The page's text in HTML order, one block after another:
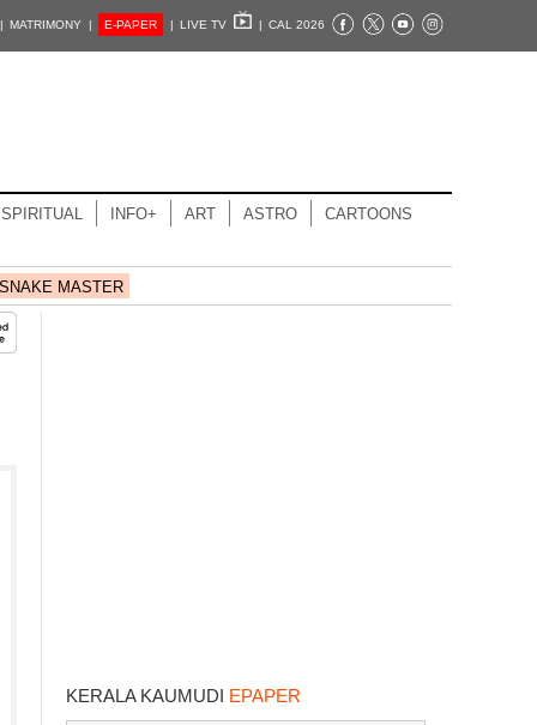
MATRIMONY | E-PAPER | LIVE TV | CAL 2026
SPIRITUAL INFO+ ART ASTRO CARTOONS
MASTER
KERALA KAUMUDI EPAPER